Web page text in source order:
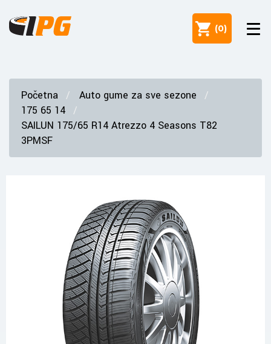
(0)
Početna
Auto gume za sve sezone
175 65 14
SAILUN 175/65 R14 Atrezzo 4 Seasons T82
3PMSF